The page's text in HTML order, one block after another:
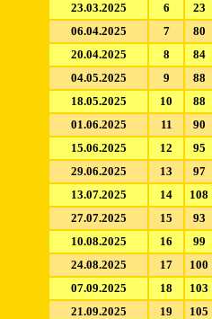
23.03.2025
6
23
06.04.2025
7
80
20.04.2025
8
84
04.05.2025
9
88
18.05.2025
10
88
01.06.2025
11
90
15.06.2025
12
95
29.06.2025
13
97
13.07.2025
14
108
27.07.2025
15
93
10.08.2025
16
99
24.08.2025
17
100
07.09.2025
18
103
21.09.2025
19
105